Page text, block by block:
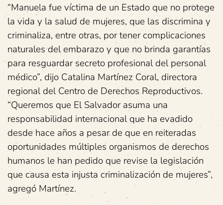
“Manuela fue víctima de un Estado que no protege
la vida y la salud de mujeres, que las discrimina y
criminaliza, entre otras, por tener complicaciones
naturales del embarazo y que no brinda garantías
para resguardar secreto profesional del personal
médico”, dijo Catalina Martínez Coral, directora
regional del Centro de Derechos Reproductivos.
“Queremos que El Salvador asuma una
responsabilidad internacional que ha evadido
desde hace años a pesar de que en reiteradas
oportunidades múltiples organismos de derechos
humanos le han pedido que revise la legislación
que causa esta injusta criminalización de mujeres”,
agregó Martínez.